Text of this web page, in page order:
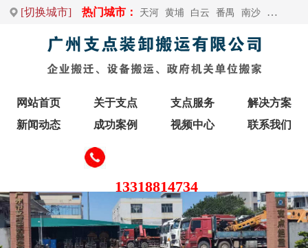
[切换城市] 热门城市： 天河 黄埔 白云 番禺 南沙 荔湾
网站首页 关于支点 支点服务
解决方案
新闻动态
成功案例 视频中心 联系我们
13318814734